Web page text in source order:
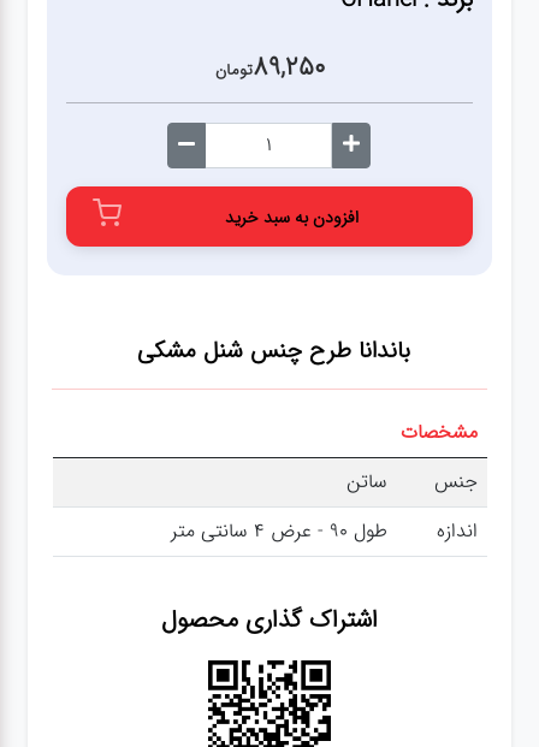
باندانا طرح چنس شنل مشکی
مشخصات
جنس
ساتن
اندازه
طول 90 - عرض 4 سانتی متر
اشتراک گذاری محصول
89,250تومان
افزودن به سبد خرید